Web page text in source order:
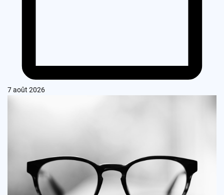
7 août 2026